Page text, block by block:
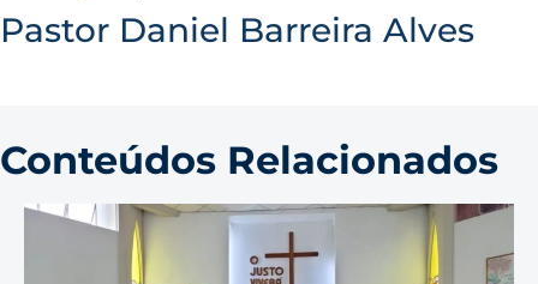
Pastor Daniel Barreira Alves
Conteúdos Relacionados